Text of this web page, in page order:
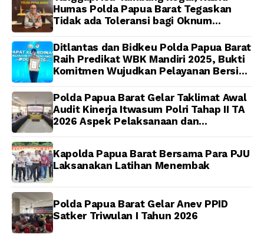
Humas Polda Papua Barat Tegaskan
Tidak ada Toleransi bagi Oknum
Ditlantas dan Bidkeu Polda Papua Barat
Raih Predikat WBK Mandiri 2025, Bukti
Komitmen Wujudkan Pelayanan Bersih
Polda Papua Barat Gelar Taklimat Awal
Audit Kinerja Itwasum Polri Tahap II TA
2026 Aspek Pelaksanaan dan
Kapolda Papua Barat Bersama Para PJU
Laksanakan Latihan Menembak
Polda Papua Barat Gelar Anev PPID
Satker Triwulan I Tahun 2026